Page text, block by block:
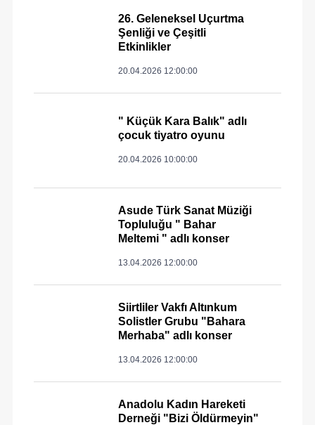
26. Geleneksel Uçurtma
Şenliği ve Çeşitli
Etkinlikler
20.04.2026 12:00:00
" Küçük Kara Balık" adlı
çocuk tiyatro oyunu
20.04.2026 10:00:00
Asude Türk Sanat Müziği
Topluluğu " Bahar
Meltemi " adlı konser
13.04.2026 12:00:00
Siirtliler Vakfı Altınkum
Solistler Grubu "Bahara
Merhaba" adlı konser
13.04.2026 12:00:00
Anadolu Kadın Hareketi
Derneği "Bizi Öldürmeyin"